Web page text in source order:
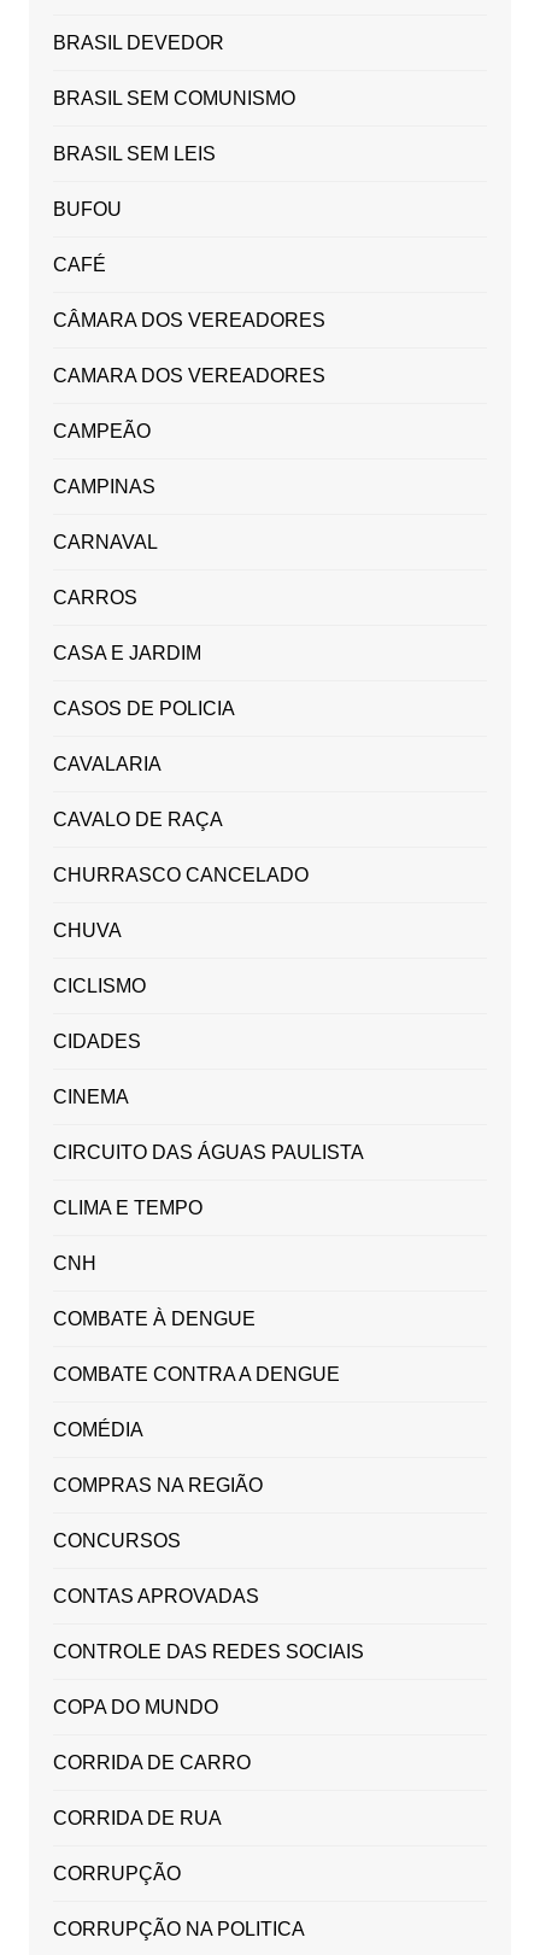
BRASIL DEVEDOR
BRASIL SEM COMUNISMO
BRASIL SEM LEIS
BUFOU
CAFÉ
CÂMARA DOS VEREADORES
CAMARA DOS VEREADORES
CAMPEÃO
CAMPINAS
CARNAVAL
CARROS
CASA E JARDIM
CASOS DE POLICIA
CAVALARIA
CAVALO DE RAÇA
CHURRASCO CANCELADO
CHUVA
CICLISMO
CIDADES
CINEMA
CIRCUITO DAS ÁGUAS PAULISTA
CLIMA E TEMPO
CNH
COMBATE À DENGUE
COMBATE CONTRA A DENGUE
COMÉDIA
COMPRAS NA REGIÃO
CONCURSOS
CONTAS APROVADAS
CONTROLE DAS REDES SOCIAIS
COPA DO MUNDO
CORRIDA DE CARRO
CORRIDA DE RUA
CORRUPÇÃO
CORRUPÇÃO NA POLITICA